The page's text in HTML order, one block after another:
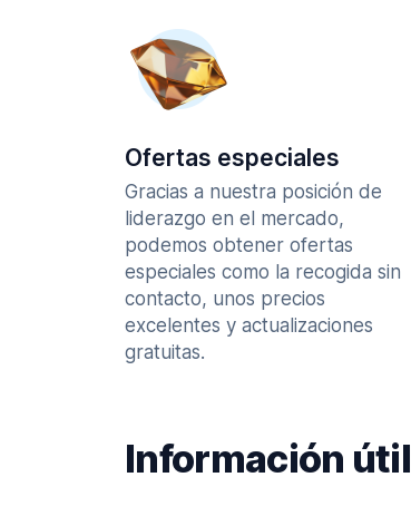
Ofertas especiales
Gracias a nuestra posición de
liderazgo en el mercado,
podemos obtener ofertas
especiales como la recogida sin
contacto, unos precios
excelentes y actualizaciones
gratuitas.
Información útil